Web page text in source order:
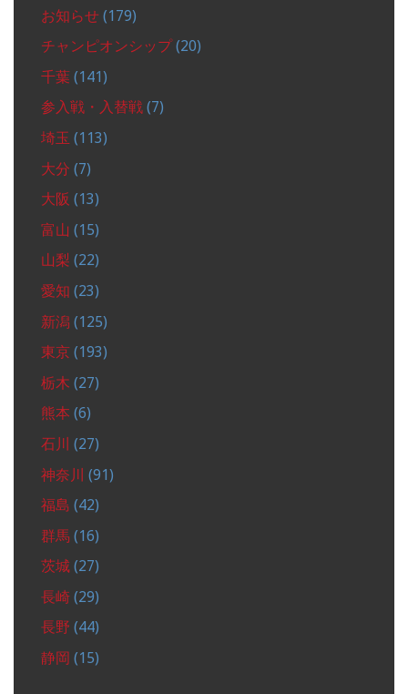
お知らせ (179)
チャンピオンシップ(20)
千葉 (141)
参入戦・入替戦 (7)
埼玉 (113)
大分 (7)
大阪 (13)
富山 (15)
山梨 (22)
愛知 (23)
新潟 (125)
東京 (193)
栃木 (27)
熊本 (6)
石川 (27)
神奈川 (91)
福島 (42)
群馬 (16)
茨城 (27)
長崎 (29)
長野 (44)
静岡 (15)